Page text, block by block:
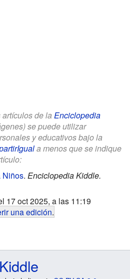
de la Enciclopedia
se puede utilizar
y educativos bajo la
a menos que se indique
Niños. Enciclopedia Kiddle.
17 oct 2025, a las 11:19
una edición.